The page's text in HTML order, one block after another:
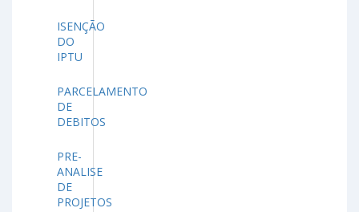
ISENÇÃO
DO
IPTU
PARCELAMENTO
DE
DEBITOS
PRE-
ANALISE
DE
PROJETOS